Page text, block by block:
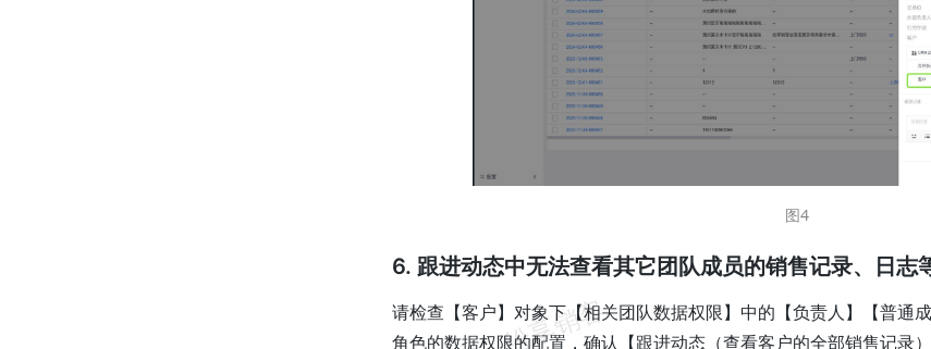
图4
6. 跟进动态中无法查看其它团队成员的销售记录、日志
请检查【客户】对象下【相关团队数据权限】中的【负责人】【普通
角色的数据权限的配置，确认【跟进动态（查看客户的全部销售记录